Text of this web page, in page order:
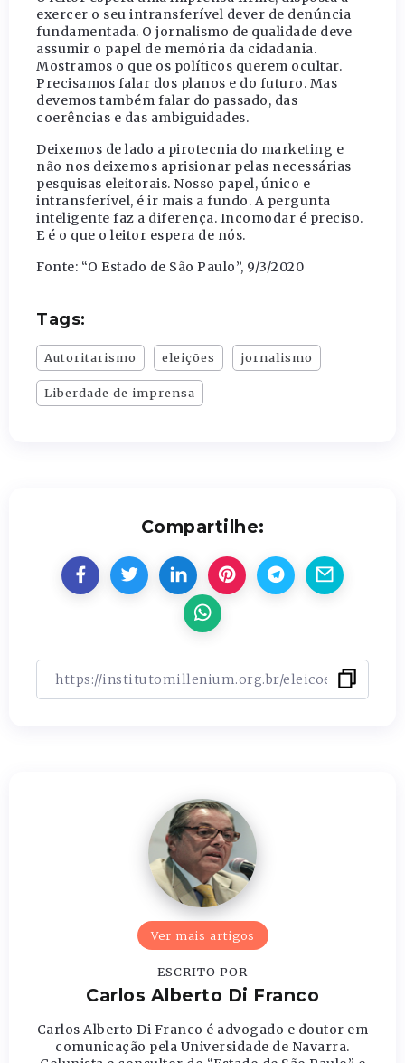
exercer o seu intransferível dever de denúncia
fundamentada. O jornalismo de qualidade deve
assumir o papel de memória da cidadania.
Mostramos o que os políticos querem ocultar.
Precisamos falar dos planos e do futuro. Mas
devemos também falar do passado, das
coerências e das ambiguidades.
Deixemos de lado a pirotecnia do marketing e
não nos deixemos aprisionar pelas necessárias
pesquisas eleitorais. Nosso papel, único e
intransferível, é ir mais a fundo. A pergunta
inteligente faz a diferença. Incomodar é preciso.
E é o que o leitor espera de nós.
Fonte: “O Estado de São Paulo”, 9/3/2020
Tags:
Autoritarismo eleições jornalismo
Liberdade de imprensa
Compartilhe:
Ver mais artigos
ESCRITO POR
Carlos Alberto Di Franco
Carlos Alberto Di Franco é advogado e doutor em
comunicação pela Universidade de Navarra.